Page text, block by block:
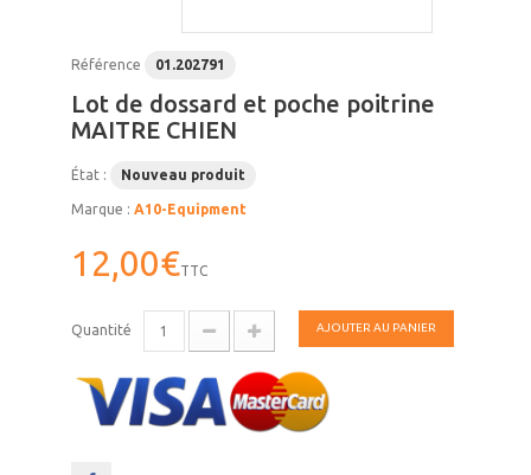
Référence 01.202791
Lot de dossard et poche poitrine
MAITRE CHIEN
État : Nouveau produit
Marque : A10-Equipment
12,00€TTC
Quantité AJOUTER AU PANIER